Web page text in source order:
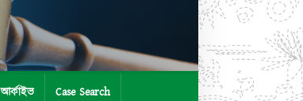
আর্কাইভ Case Search